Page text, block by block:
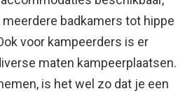
badkamers tot hippe
voor kampeerders is er
maten kampeerplaatsen.
is het wel zo dat je een